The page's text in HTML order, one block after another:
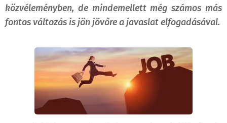
közvéleményben, de mindemellett még számos más
fontos változás is jön jövőre a javaslat elfogadásával.